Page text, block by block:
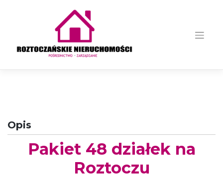
Opis
Pakiet 48 działek na
Roztoczu